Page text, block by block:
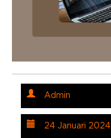
Admin
24 Januari 2024